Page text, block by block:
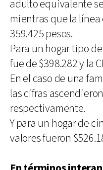
adulto equivalente
mientras que la
359.425 pesos.
Para un hogar tipo
fue de $398.282 y la
En el caso de una
las cifras
respectivamente.
Y para un hogar de
valores fueron